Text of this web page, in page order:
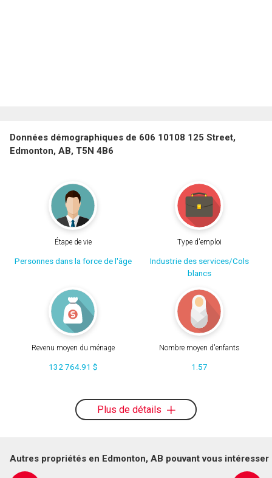
Données démographiques de 606 10108 125 Street,
Edmonton, AB, T5N 4B6
Étape de vie
Personnes dans la force de l'âge
Type d'emploi
Industrie des services/Cols
blancs
Revenu moyen du ménage
132 764.91 $
Nombre moyen d'enfants
1.57
Plus de détails
Autres propriétés en Edmonton, AB pouvant vous intéresser